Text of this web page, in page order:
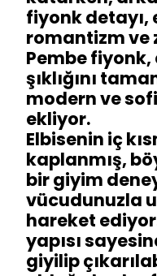
fiyonk detayı,
romantizm ve
Pembe
şıklığını
modern ve
ekliyor.
Elbisenin iç
kaplanmış,
bir giyim
vücudunuzla
hareket
yapısı
giyilip